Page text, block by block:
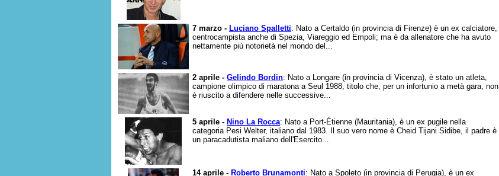
7 marzo - Luciano Spalletti: Nato a Certaldo (in provincia di Firenze) è un ex calciatore,
centrocampista anche di Spezia, Viareggio ed Empoli; ma è da allenatore che ha avuto
nettamente più notorietà nel mondo del...
2 aprile - Gelindo Bordin: Nato a Longare (in provincia di Vicenza), è stato un atleta,
campione olimpico di maratona a Seul 1988, titolo che, per un infortunio a metà gara, non
è riuscito a difendere nelle successive...
5 aprile - Nino La Rocca: Nato a Port-Étienne (Mauritania), è un ex pugile nella
categoria Pesi Welter, italiano dal 1983. Il suo vero nome è Cheid Tijani Sidibe, il padre è
un paracadutista maliano dell'Esercito...
14 aprile - Roberto Brunamonti: Nato a Spoleto (in provincia di Perugia), è un ex